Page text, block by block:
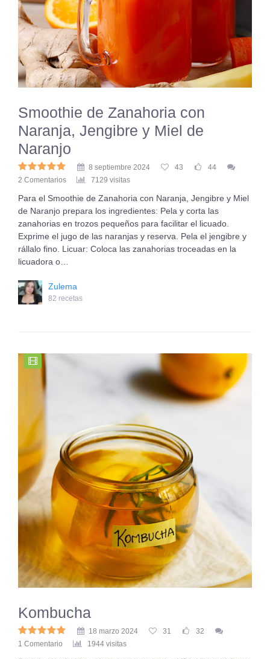
Smoothie de Zanahoria con
Naranja, Jengibre y Miel de
Naranjo
8 septiembre 2024 43
44
2 Comentarios
7129 visitas
Para el Smoothie de Zanahoria con Naranja, Jengibre y Miel
de Naranjo prepara los ingredientes: Pela y corta las
zanahorias en trozos pequeños para facilitar el licuado.
Exprime el jugo de las naranjas y reserva. Pela el jengibre y
rállalo fino. Licuar: Coloca las zanahorias troceadas en la
licuadora o…
Zulema
82 recetas
Kombucha
18 marzo 2024 31
32
1 Comentario
1944 visitas